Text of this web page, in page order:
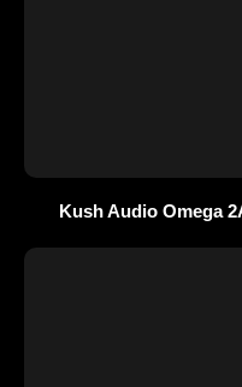
Kush Audio Omega